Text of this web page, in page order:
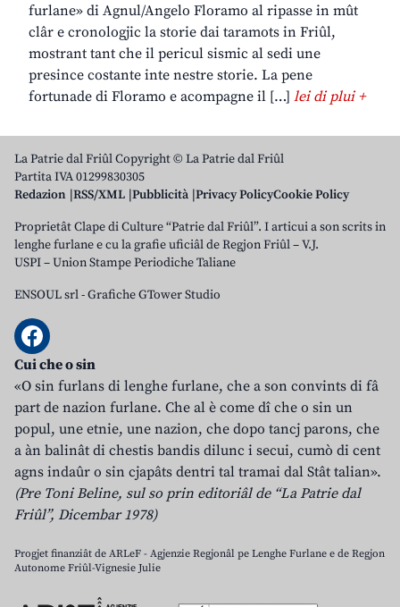
furlane» di Agnul/Angelo Floramo al ripasse in mût
clâr e cronologjic la storie dai taramots in Friûl,
mostrant tant che il pericul sismic al sedi une
presince costante inte nestre storie. La pene
fortunade di Floramo e acompagne il […] lei di plui +
La Patrie dal Friûl Copyright © La Patrie dal Friûl
Partita IVA 01299830305
Redazion RSS/XML Pubblicità Privacy PolicyCookie Policy
Proprietât Clape di Culture “Patrie dal Friûl”. I articui a son scrits in
lenghe furlane e cu la grafie uficiâl de Regjon Friûl – V.J.
USPI – Union Stampe Periodiche Taliane
ENSOUL srl-Grafiche GTower Studio
Cui che o sin
«O sin furlans di lenghe furlane, che a son convints di fâ
part de nazion furlane. Che al è come dî che o sin un
popul, une etnie, une nazion, che dopo tancj parons, che
a àn balinât di chestis bandis dilunc i secui, cumò di cent
agns indaûr o sin cjapâts dentri tal tramai dal Stât talian».
(Pre Toni Beline, sul so prin editoriâl de “La Patrie dal
Friûl”, Dicembar 1978)
Progjet finanziât de ARLeF - Agjenzie Regjonâl pe Lenghe Furlane e de Regjon
Autonome Friûl-Vignesie Julie